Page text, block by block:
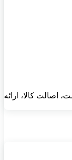
اصالت کالا، ارائه